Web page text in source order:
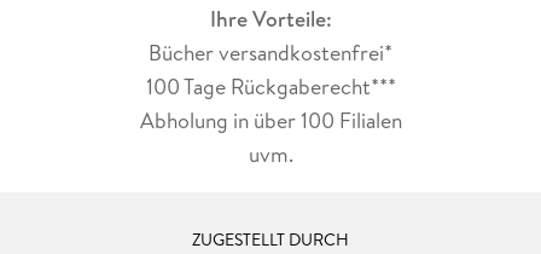
Ihre Vorteile:
Bücher versandkostenfrei*
100 Tage Rückgaberecht***
Abholung in über 100 Filialen
uvm.
ZUGESTELLT DURCH